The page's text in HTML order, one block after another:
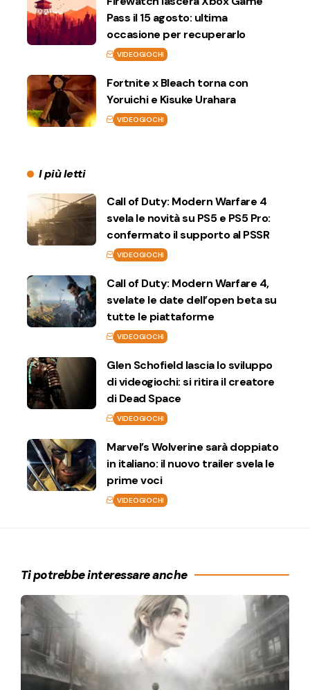
Pass il 15 agosto: ultima
occasione per recuperarlo
VIDEOGIOCHI
Fortnite x Bleach torna con
Yoruichi e Kisuke Urahara
VIDEOGIOCHI
I più letti
Call of Duty: Modern Warfare 4
svela le novità su PS5 e PS5 Pro:
confermato il supporto al PSSR
VIDEOGIOCHI
Call of Duty: Modern Warfare 4,
svelate le date dell’open beta su
tutte le piattaforme
VIDEOGIOCHI
Glen Schofield lascia lo sviluppo
di videogiochi: si ritira il creatore
di Dead Space
VIDEOGIOCHI
Marvel’s Wolverine sarà doppiato
in italiano: il nuovo trailer svela le
prime voci
VIDEOGIOCHI
Ti potrebbe interessare anche